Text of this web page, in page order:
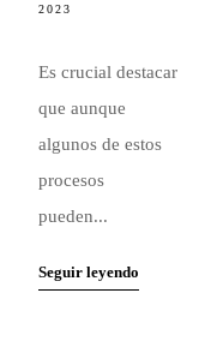
2023
Es crucial destacar
que aunque
algunos de estos
procesos
pueden...
Seguir leyendo